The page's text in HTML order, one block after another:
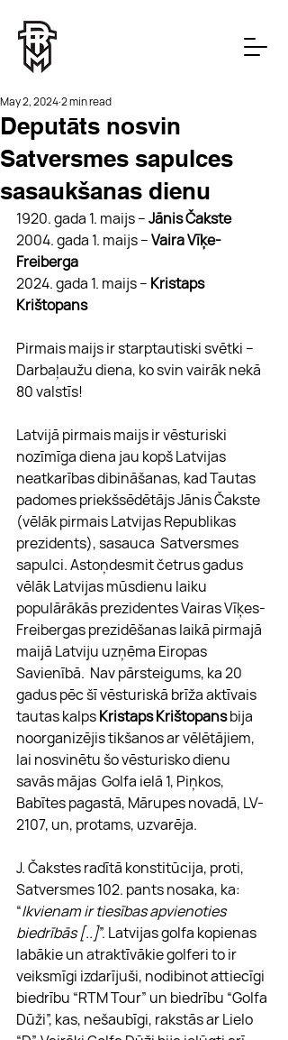
Deputāts nosvin
Satversmes sapulces
sasaukšanas dienu
May 2, 20242 min read
1920. gada 1. maijs – Jānis Čakste
2004. gada 1. maijs – Vaira Vīķe-
Freiberga
2024. gada 1. maijs – Kristaps
Krištopans
Pirmais maijs ir starptautiski svētki –
Darbaļaužu diena, ko svin vairāk nekā
80 valstīs!
Latvijā pirmais maijs ir vēsturiski
nozīmīga diena jau kopš Latvijas
neatkarības dibināšanas, kad Tautas
padomes priekšsēdētājs Jānis Čakste
(vēlāk pirmais Latvijas Republikas
prezidents), sasauca  Satversmes
sapulci. Astoņdesmit četrus gadus
vēlāk Latvijas mūsdienu laiku
populārākās prezidentes Vairas Vīķes-
Freibergas prezidēšanas laikā pirmajā
maijā Latviju uzņēma Eiropas
Savienībā.  Nav pārsteigums, ka 20
gadus pēc šī vēsturiskā brīža aktīvais
tautas kalps Kristaps Krištopans bija
noorganizējis tikšanos ar vēlētājiem,
lai nosvinētu šo vēsturisko dienu
savās mājas  Golfa ielā 1, Piņkos,
Babītes pagastā, Mārupes novadā, LV-
2107, un, protams, uzvarēja.
J. Čakstes radītā konstitūcija, proti,
Satversmes 102. pants nosaka, ka:
“Ikvienam ir tiesības apvienoties
biedrībās [..]”. Latvijas golfa kopienas
labākie un atraktīvākie golferi to ir
veiksmīgi izdarījuši, nodibinot attiecīgi
biedrību “RTM Tour” un biedrību “Golfa
Dūži”, kas, nešaubīgi, rakstās ar Lielo